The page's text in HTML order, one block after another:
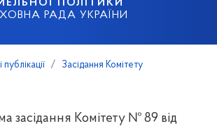
ПОЛІТИКИ
РАДА УКРАЇНИ
публікації
Засідання Комітету
засідання Комітету № 89 від